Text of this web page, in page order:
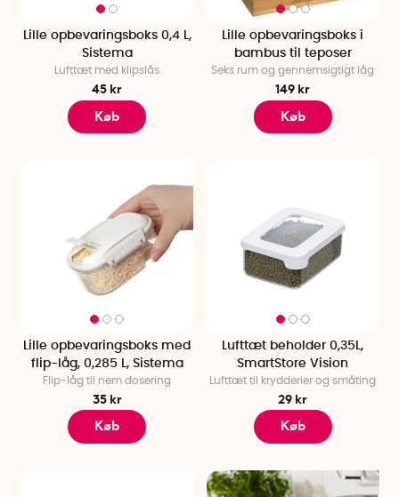
Lille opbevaringsboks 0,4 L,
Sistema
Lufttæt med klipslås
45 kr
Køb
Lille opbevaringsboks i
bambus til teposer
Seks rum og gennemsigtigt låg
149 kr
Køb
Lille opbevaringsboks med
flip-låg, 0,285 L, Sistema
Flip-låg til nem dosering
35 kr
Køb
Lufttæt beholder 0,35L,
SmartStore Vision
Lufttæt til krydderier og småting
29 kr
Køb